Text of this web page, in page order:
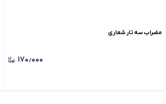
مضراب سه تار شعاری
۱۷۰٫۰۰۰